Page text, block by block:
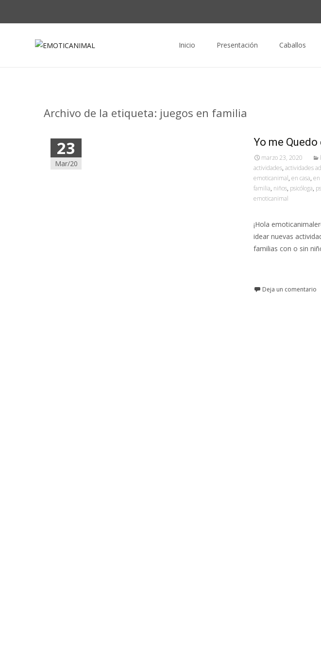
Inicio
Presentación Caballos
Archivo de la etiqueta: juegos en familia
23
Mar/20
Yo me
marzo 23, 2020
actividades, actividades
emoticanimal, en casa, en
familia, niños, psicóloga,
emoticanimal
¡Hola
idear nuevas
familias con o sin
Deja un comentario